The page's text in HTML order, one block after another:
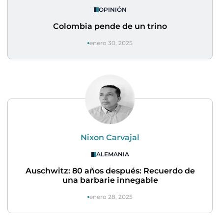
OPINIÓN
Colombia pende de un trino
enero 30, 2025
Nixon Carvajal
ALEMANIA
Auschwitz: 80 años después: Recuerdo de
una barbarie innegable
enero 28, 2025